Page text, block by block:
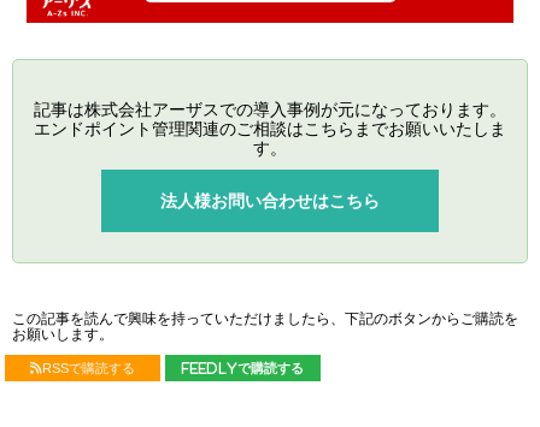
記事は株式会社アーザスでの導入事例が元になっております。
エンドポイント管理関連のご相談はこちらまでお願いいたしま
す。
法人様お問い合わせはこちら
この記事を読んで興味を持っていただけましたら、下記のボタンからご購読を
お願いします。
RSSで購読する feedlyで購読する